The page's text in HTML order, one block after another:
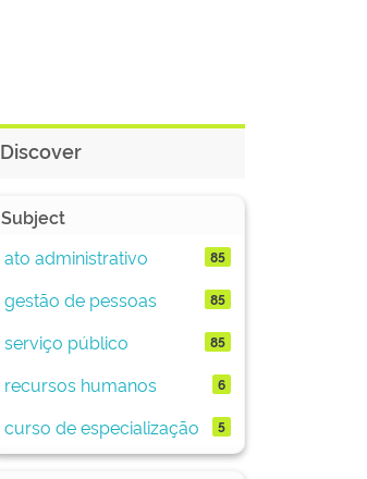
Discover
Subject
ato administrativo
85
gestão de pessoas 85
serviço público 85
recursos humanos 6
curso de especialização 5